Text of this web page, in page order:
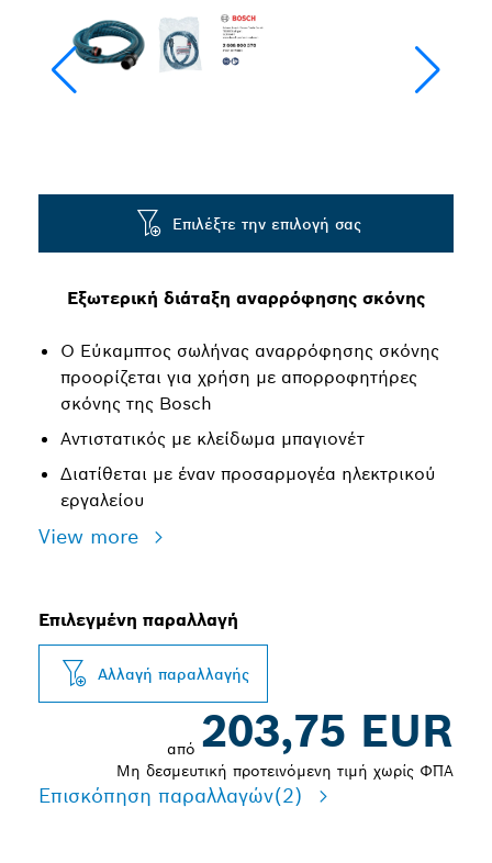
Εξωτερική διάταξη αναρρόφησης σκόνης
Ο Εύκαμπτος σωλήνας αναρρόφησης σκόνης
προορίζεται για χρήση με απορροφητήρες
σκόνης της Bosch
Αντιστατικός με κλείδωμα μπαγιονέτ
Διατίθεται με έναν προσαρμογέα ηλεκτρικού
εργαλείου
View more
Επιλέξτε την επιλογή σας
Επιλεγμένη παραλλαγή
Αλλαγή παραλλαγής
από 203,75 EUR
Μη δεσμευτική προτεινόμενη τιμή χωρίς ΦΠΑ
Επισκόπηση παραλλαγών(2)